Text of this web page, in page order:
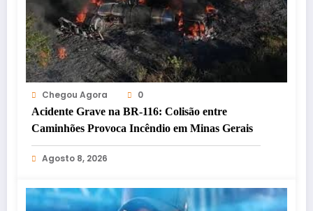
Chegou Agora
0
Acidente Grave na BR-116: Colisão entre
Caminhões Provoca Incêndio em Minas Gerais
Agosto 8, 2026